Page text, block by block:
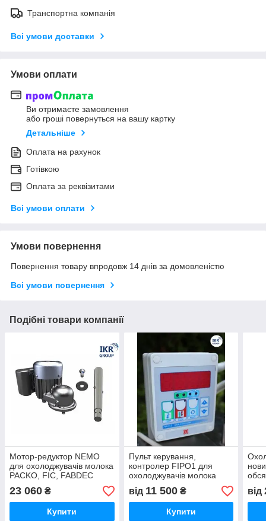
Транспортна компанія
Всі умови доставки
Умови оплати
Ви отримаєте замовлення
або гроші повернуться на вашу картку
Детальніше
Оплата на рахунок
Готівкою
Оплата за реквізитами
Всі умови оплати
Умови повернення
Повернення товару впродовж 14 днів за домовленістю
Всі умови повернення
Подібні товари компанії
Мотор-редуктор NEMO
для охолоджувачів молока
PACKO, FIC, FABDEC
039105
23 060 ₴
Купити
Пульт керування,
контролер FIPO1 для
охолоджувачів молока
Frigomilk, FIC
від 11 500₴
Купити
від